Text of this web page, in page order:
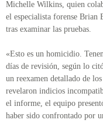
Michelle Wilkins, quien
el especialista forense Brian
tras examinar las pruebas.
«Esto es un homicidio.
días de revisión, según lo
un reexamen detallado de
revelaron indicios
el informe, el equipo
haber sido confrontado por